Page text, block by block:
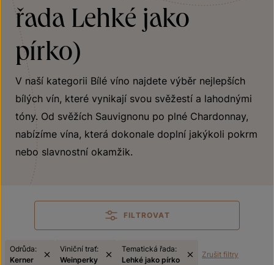
řada Lehké jako
pírko)
V naší kategorii Bílé víno najdete výběr nejlepších
bílých vín, které vynikají svou svěžestí a lahodnými
tóny. Od svěžích Sauvignonu po plné Chardonnay,
nabízíme vína, která dokonale doplní jakýkoli pokrm
nebo slavnostní okamžik.
FILTROVAT
Odrůda:
Kerner
Viniční trať:
Weinperky
Tematická řada:
Lehké jako pírko
Zrušit filtry